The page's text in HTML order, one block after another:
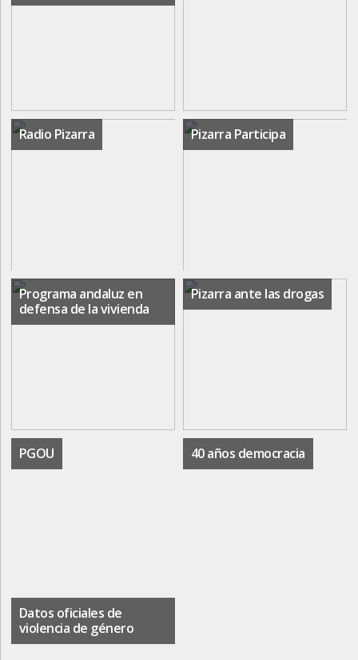
Radio Pizarra Pizarra Participa
Programa andaluz en
defensa de la vivienda
Pizarra ante las drogas
PGOU 40 años democracia
Datos oficiales de
violencia de género